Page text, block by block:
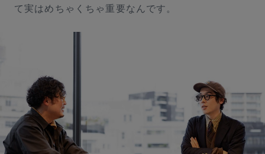
販売店一覧
その他の全国の取扱店舗一覧
お問い合わせ
て実はめちゃくちゃ重要なんです。